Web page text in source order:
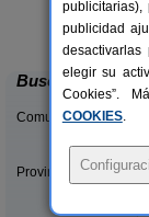
Buscar
Comunidades:
Provincias/Islas:
publicidad
elegir su
Cookies”.
COOKIES.